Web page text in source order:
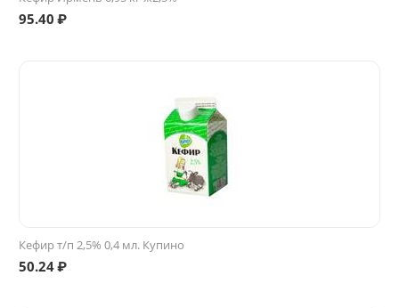
95.40 ₽
Кефир т/п 2,5% 0,4 мл. Купино
50.24₽